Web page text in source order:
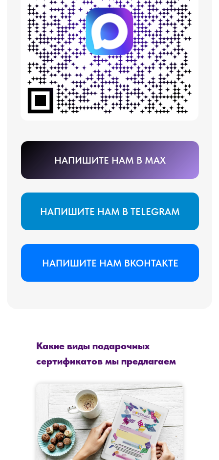
Какие виды подарочных
сертификатов мы предлагаем